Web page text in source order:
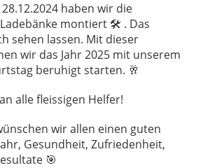
haben wir die
montiert 🛠 . Das
sehen lassen. Mit dieser
wir das Jahr 2025 mit unserem
beruhigt starten. 🥂
alle fleissigen Helfer!
wir allen einen guten
Gesundheit, Zufriedenheit,
🎯